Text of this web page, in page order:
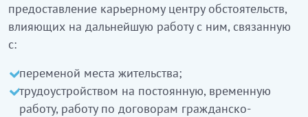
предоставление карьерному центру обстоятельств,
влияющих на дальнейшую работу с ним, связанную
с:
переменой места жительства;
трудоустройством на постоянную, временную
работу, работу по договорам гражданско-